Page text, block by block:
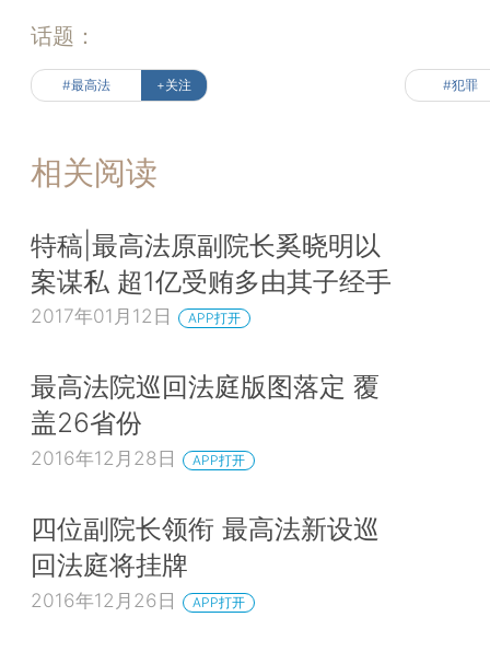
话题：
#最高法 +关注 #犯罪
相关阅读
特稿|最高法原副院长奚晓明以
案谋私 超1亿受贿多由其子经手
2017年01月12日 APP打开
最高法院巡回法庭版图落定 覆
盖26省份
2016年12月28日 APP打开
四位副院长领衔 最高法新设巡
回法庭将挂牌
2016年12月26日 APP打开